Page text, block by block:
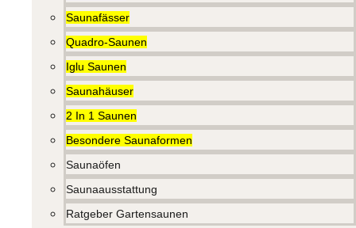
Saunafässer
Quadro-Saunen
Iglu Saunen
Saunahäuser
2 In 1 Saunen
Besondere Saunaformen
Saunaöfen
Saunaausstattung
Ratgeber Gartensaunen